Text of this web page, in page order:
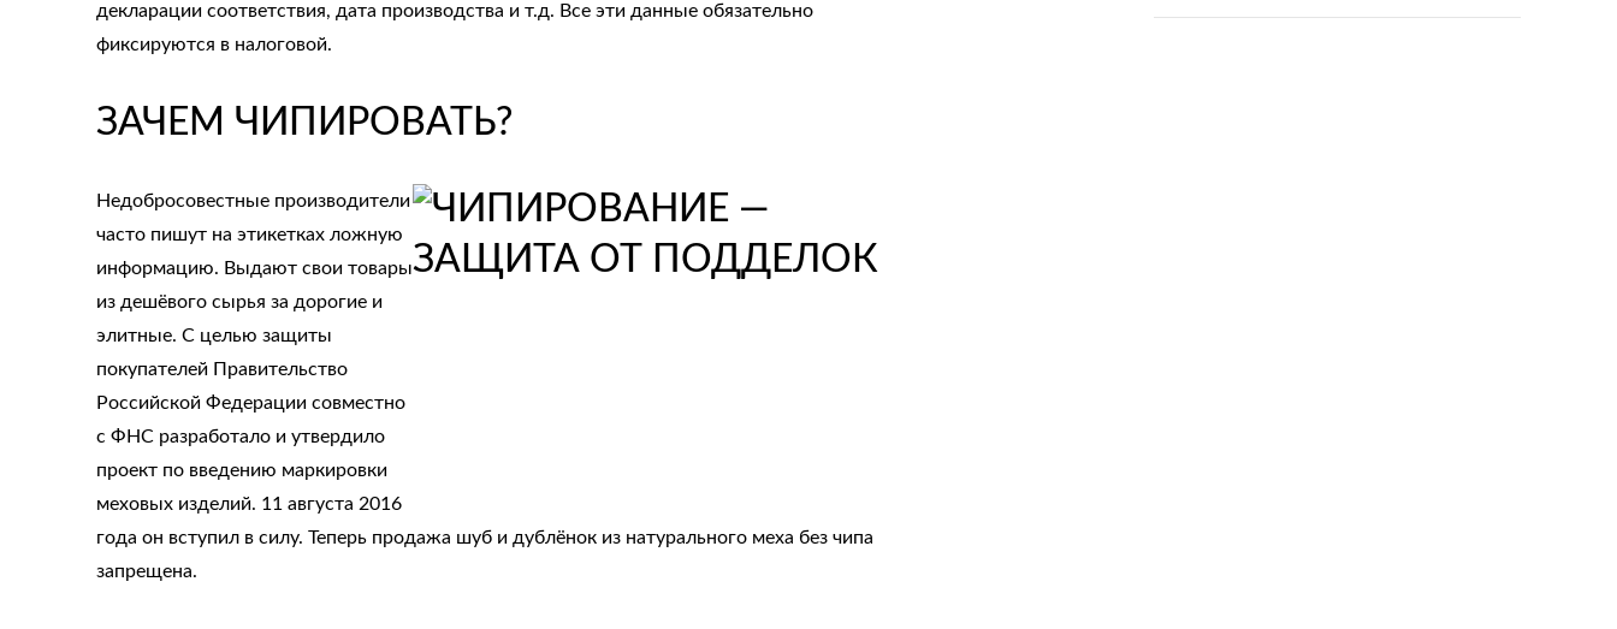
декларации соответствия, дата производства и т.д. Все эти данные обязательно
фиксируются в налоговой.
ЗАЧЕМ ЧИПИРОВАТЬ?
Недобросовестные производители
часто пишут на этикетках ложную
информацию. Выдают свои товары
из дешёвого сырья за дорогие и
элитные. С целью защиты
покупателей Правительство
Российской Федерации совместно
с ФНС разработало и утвердило
проект по введению маркировки
меховых изделий. 11 августа 2016
года он вступил в силу. Теперь продажа шуб и дублёнок из натурального меха без чипа
запрещена.